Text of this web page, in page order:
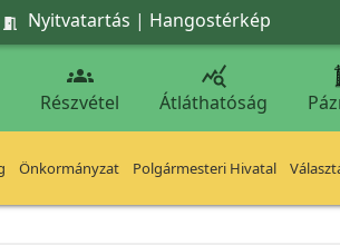
 Nyitvatartás | Hangostérkép

Részvétel

Átláthatóság
Önkormányzat Polgármesteri Hivatal